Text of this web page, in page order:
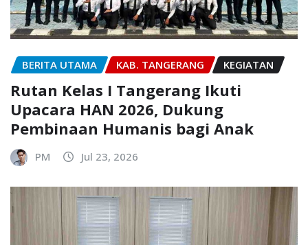
BERITA UTAMA KAB. TANGERANG KEGIATAN
Rutan Kelas I Tangerang Ikuti
Upacara HAN 2026, Dukung
Pembinaan Humanis bagi Anak
PM Jul 23, 2026